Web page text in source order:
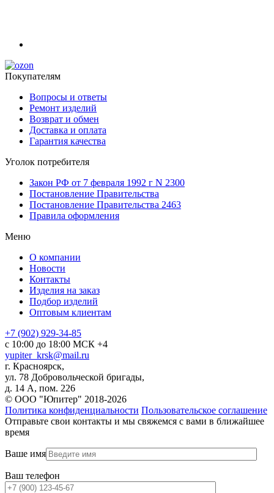
Покупателям
Вопросы и ответы
Ремонт изделий
Возврат и обмен
Доставка и оплата
Гарантия качества
Уголок потребителя
Закон РФ от 7 февраля 1992 г N 2300
Постановление Правительства
Постановление Правительства 2463
Правила оформления
Меню
О компании
Новости
Контакты
Изделия на заказ
Подбор изделий
Оптовым клиентам
+7 (902) 929-34-85
с 10:00 до 18:00 МСК +4
yupiter_krsk@mail.ru
г. Красноярск,
ул. 78 Добровольческой бригады,
д. 14 А, пом. 226
© ООО "Юпитер" 2018-2026
Политика конфиденциальности Пользовательское соглашение
Отправьте свои контакты и мы свяжемся с вами в ближайшее
время
Ваше имя
Ваш телефон